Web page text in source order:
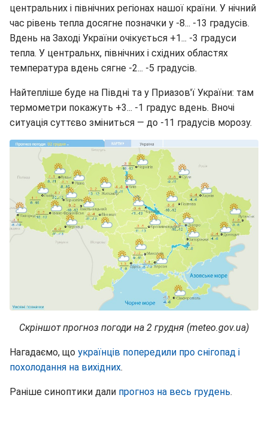
центральних і північних регіонах нашої країни. У нічний
час рівень тепла досягне позначки у -8... -13 градусів.
Вдень на Заході України очікується +1... -3 градуси
тепла. У центральнх, північних і східних областях
температура вдень сягне -2... -5 градусів.
Найтепліше буде на Півдні та у Приазов'ї України: там
термометри покажуть +3... -1 градус вдень. Вночі
ситуація суттєво зміниться — до -11 градусів морозу.
Скріншот прогноз погоди на 2 грудня (meteo.gov.ua)
Нагадаємо, що українців попередили про снігопад і
похолодання на вихідних.
Раніше синоптики дали прогноз на весь грудень.